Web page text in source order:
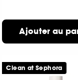
Ajouter au
Clean at Sephora